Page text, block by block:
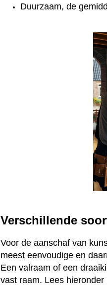
Duurzaam, de
Verschillende
Voor de aanschaf van
meest eenvoudige en
Een valraam of een
vast raam. Lees